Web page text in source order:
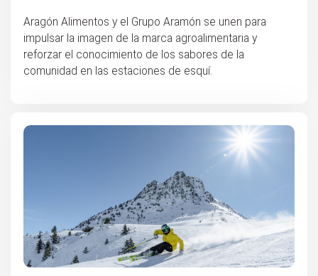
Aragón Alimentos y el Grupo Aramón se unen para
impulsar la imagen de la marca agroalimentaria y
reforzar el conocimiento de los sabores de la
comunidad en las estaciones de esquí.